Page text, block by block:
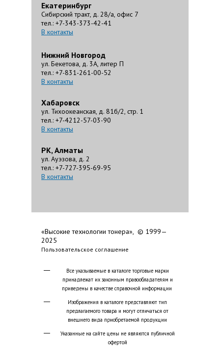
Екатеринбург
Сибирский тракт, д. 28/а, офис 7
тел.: +7-343-373-42-41
В контакты
Нижний Новгород
ул. Бекетова, д. 3А, литер П
тел.: +7-831-261-00-52
В контакты
Хабаровск
ул. Тихоокеанская, д. 81б/2, стр. 1
тел.: +7-4212-57-03-90
В контакты
РК, Алматы
ул. Ауэзова, д. 2
тел.: +7-727-395-69-95
В контакты
«Высокие технологии тонера», © 1999—
2025
Пользовательское соглашение
Все указываемые в каталоге торговые марки
принадлежат их законным правообладателям и
приведены в качестве справочной информации
Изображения в каталоге представляют тип
предлагаемого товара и могут отличаться от
внешнего вида приобретаемой продукции
Указанные на сайте цены не являются публичной
офертой